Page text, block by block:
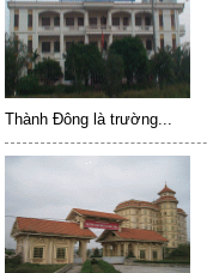
Thành Đông là trường...